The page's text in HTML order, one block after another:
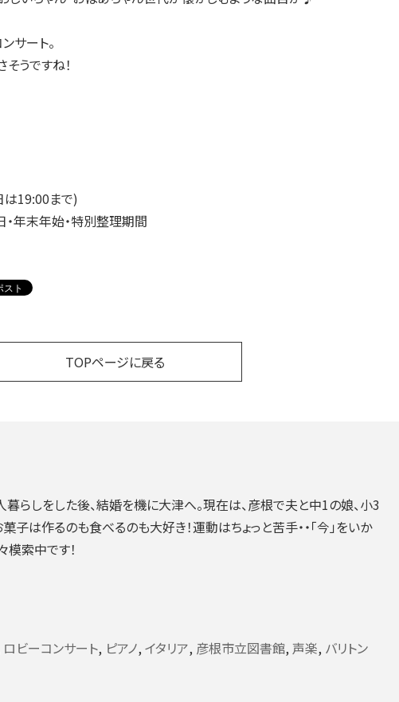
サート。
うですね！
は19:00まで)
・年末年始・特別整理期間
TOPページに戻る
らしをした後、結婚を機に大津へ。現在は、彦根で夫と中1の娘、小3
は作るのも食べるのも大好き！運動はちょっと苦手・・「今」をいか
模索中です！
ロビーコンサート, ピアノ, イタリア, 彦根市立図書館, 声楽, バリトン